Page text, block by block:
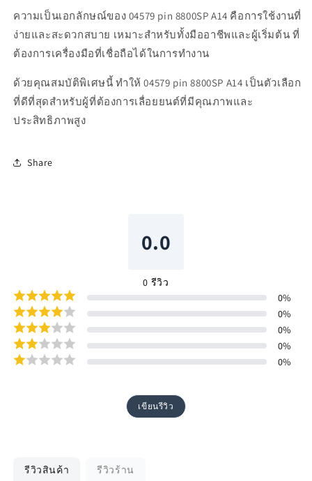
ความเป็นเอกลักษณ์ของ 04579 pin 8800SP A14 คือการใช้งานที่
ง่ายและสะดวกสบาย เหมาะสำหรับทั้งมืออาชีพและผู้เริ่มต้น ที่
ต้องการเครื่องมือที่เชื่อถือได้ในการทำงาน
ด้วยคุณสมบัติพิเศษนี้ ทำให้ 04579 pin 8800SP A14 เป็นตัวเลือก
ที่ดีที่สุดสำหรับผู้ที่ต้องการเลื่อยยนต์ที่มีคุณภาพและ
ประสิทธิภาพสูง
Share
0.0
0 รีวิว
0%
0%
0%
0%
0%
เขียนรีวิว
รีวิวสินค้า รีวิวร้าน